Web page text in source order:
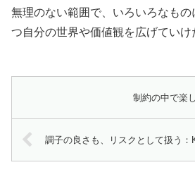
無理のない範囲で、いろいろなも
つ自分の世界や価値観を広げていけ
制約の中で楽
調子の良さも、リスクとして扱う：